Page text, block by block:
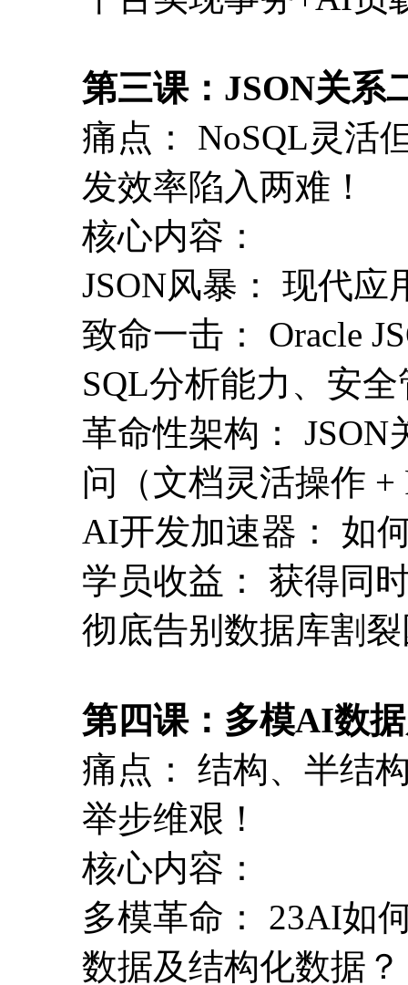
第三课：JSON关
痛点： NoSQL灵活
发效率陷入两难！
核心内容：
JSON风暴： 现代
致命一击： Oracle
SQL分析能力、安
革命性架构：
问（文档灵活操作
AI开发加速器： 如
学员收益： 获得同
彻底告别数据库割
第四课：多模AI数
痛点： 结构、半结
举步维艰！
核心内容：
多模革命： 23AI如
数据及结构化数据？